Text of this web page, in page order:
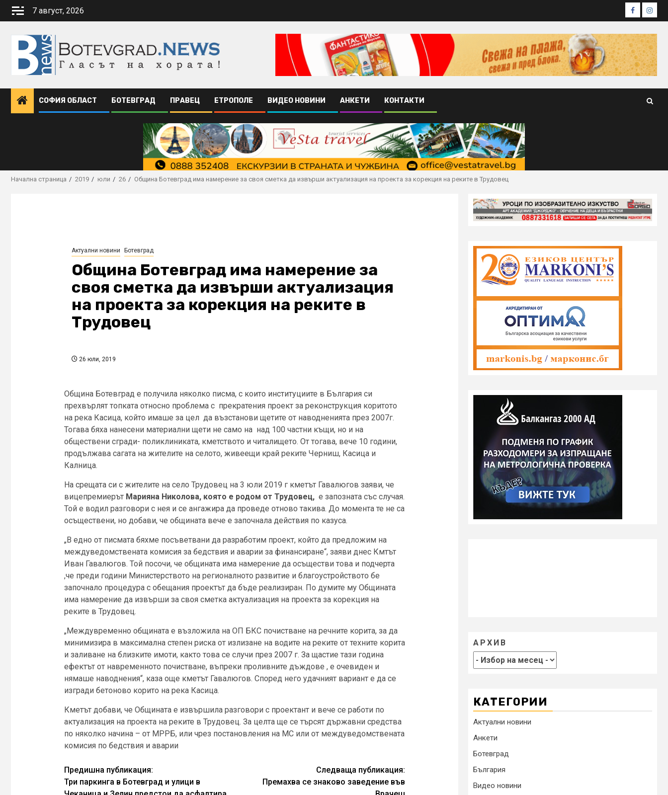
Skip
7 август, 2026 Facebook
СОФИЯ ОБЛАСТ БОТЕВГРАД ПРАВЕЦ ЕТРОПОЛЕ ВИДЕО НОВИНИ АНКЕТИ КОНТАКТИ
Начална страница 2019 юли 26 Община Ботевград има намерение за своя сметка да извърши актуализация на проекта за корекция на реките в Трудовец
Актуални новини Ботевград
Община Ботевград има намерение за
своя сметка да извърши актуализация
на проекта за корекция на реките в
Трудовец
26 юли, 2019
Община Ботевград е получила няколко писма, с които институциите в България си
прехвърлят топката относно проблема с прекратения проект за реконструкция коритото
на река Касица, който имаше за цел да възстанови щетите от наводненията през 2007г.
Тогава бяха нанесени материални щети не само на над 100 частни къщи, но и на
обществени сгради- поликлиниката, кметството и читалището. От тогава, вече 10 години,
продължава сагата на жителите на селото, живеещи край реките Черниш, Касица и
Калница.
На срещата си с жителите на село Трудовец на 3 юли 2019 г кметът Гавалюгов заяви, че
вицепремиерът Марияна Николова, която е родом от Трудовец, е запозната със случая.
Той е водил разговори с нея и се ангажира да проведе отново такива. До момента те не са
осъществени, но добави, че общината вече е започнала действия по казуса.
„В едно от писмата бяхме посъветвани да разработим проект, който да предложим на
междуведомствената комисия за бедствия и аварии за финансиране“, заяви днес Кмтът
Иван Гавалюгов. Той посочи, че общината има намерение да осъществи това и подчерта
,че преди години Министерството на регионалното развитие и благоустройството бе
започнало процедура с обещания проектът да бъде реализиран. По думите му Общината
има намерение да извърши за своя сметка актуализация на проекта за корекция на
реките в Трудовец.
„Междувременно общината е възложила на ОП БКС почистване на речните корита, за да
минимизира в максимална степен риска от излизане на водите на реките от техните корита
и заливане на близките имоти, както това се случи през 2007 г. За щастие тази година
ефектът от навременното почистване, въпреки проливните дъждове , е очевиден и
нямаше наводнения“, каза още кметът Гавалюгов. Според него удачният вариант е да се
изгради бетоново корито на река Касица.
Кметът добави, че Общината е извършила разговори с проектант и вече се работи по
актуализация на проекта на реките в Трудовец. За целта ще се търсят държавни средства
по няколко начина – от МРРБ, или чрез постановления на МС или от междуведомствената
комисия по бедствия и аварии
Continue
Reading
Предишна публикация:
Три паркинга в Ботевград и улици в
Следваща публикация:
Премахва се знаково заведение във
АРХИВ
КАТЕГОРИИ
Актуални новини
Анкети
Ботевград
България
Видео новини